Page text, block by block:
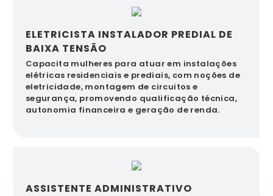
ELETRICISTA INSTALADOR PREDIAL DE
BAIXA TENSÃO
Capacita mulheres para atuar em instalações
elétricas residenciais e prediais, com noções de
eletricidade, montagem de circuitos e
segurança, promovendo qualificação técnica,
autonomia financeira e geração de renda.
ASSISTENTE ADMINISTRATIVO